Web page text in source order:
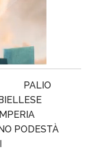
PALIO
PODESTÀ